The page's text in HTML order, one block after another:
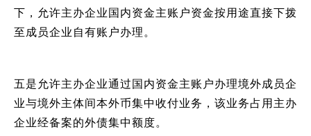
下，允许主办企业国内资金主账户资金按用途直接下拨
至成员企业自有账户办理。
五是允许主办企业通过国内资金主账户办理境外成员企
业与境外主体间本外币集中收付业务，该业务占用主办
企业经备案的外债集中额度。